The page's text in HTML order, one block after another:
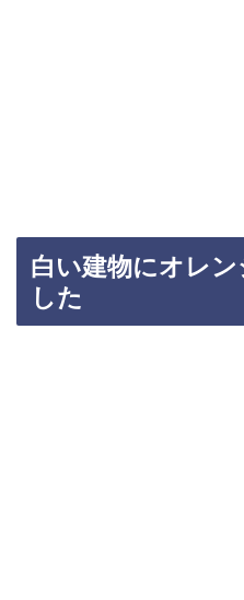
白い建物にオレ
した